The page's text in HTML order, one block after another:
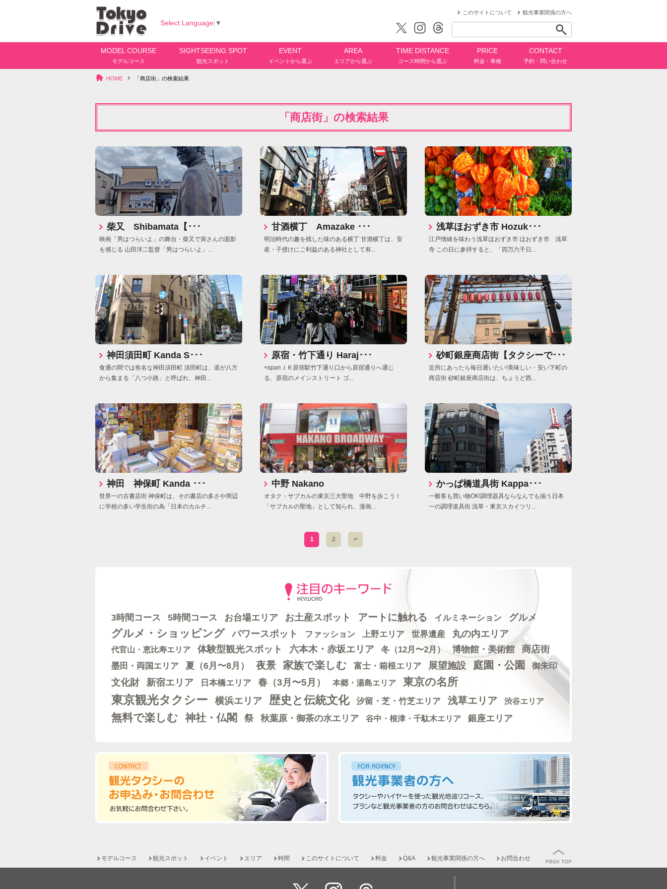
Select Language ▼
観光事業関係の方へ
このサイトについて
MODEL COURSE
モデルコース
SIGHTSEEING SPOT
観光スポット
EVENT
イベントから選ぶ
AREA
エリアから選ぶ
TIME DISTANCE
コース時間から選ぶ
PRICE
料金・車種
CONTACT
予約・問い合わせ
HOME 「商店街」の検索結果
「商店街」の検索結果
柴又 Shibamata【･･･
映画「男はつらいよ」の舞台・柴又で寅さんの面影
を感じる 山田洋二監督「男はつらいよ」...
甘酒横丁 Amazake ･･･
明治時代の趣を残した味のある横丁 甘酒横丁は、安
産・子授けにご利益のある神社として有...
浅草ほおずき市 Hozuk･･･
江戸情緒を味わう浅草ほおずき市 ほおずき市 浅草
寺 この日に参拝すると、「四万六千日...
神田須田町 Kanda S･･･
食通の間では有名な神田須田町 須田町は、道が八方
から集まる「八つ小路」と呼ばれ、神田...
原宿・竹下通り Haraj･･･
<spanＪＲ原宿駅竹下通り口から原宿通りへ通じ
る、原宿のメインストリート ゴ...
砂町銀座商店街【タクシーで･･･
近所にあったら毎日通いたい!美味しい・安い下町の
商店街 砂町銀座商店街は、ちょうど西...
神田 神保町 Kanda ･･･
世界一の古書店街 神保町は、その書店の多さや周辺
に学校の多い学生街の為「日本のカルチ...
中野 Nakano
オタク・サブカルの東京三大聖地 中野を歩こう！
「サブカルの聖地」として知られ、漫画...
かっぱ橋道具街 Kappa･･･
一般客も買い物OK!調理器具ならなんでも揃う日本
一の調理道具街 浅草・東京スカイツリ...
1 2 >
3時間コース 5時間コース お台場エリア お土産スポット アートに触れる イルミネーション グルメ
グルメ・ショッピング パワースポット ファッション 上野エリア 世界遺産 丸の内エリア
代官山・恵比寿エリア 体験型観光スポット 六本木・赤坂エリア 冬（12月〜2月） 博物館・美術館 商店街
墨田・両国エリア 夏（6月〜8月） 夜景 家族で楽しむ 富士・箱根エリア 展望施設 庭園・公園 御朱印
文化財 新宿エリア 日本橋エリア 春（3月〜5月） 本郷・湯島エリア 東京の名所
東京観光タクシー 横浜エリア 歴史と伝統文化 汐留・芝・竹芝エリア 浅草エリア 渋谷エリア
無料で楽しむ 神社・仏閣 祭 秋葉原・御茶の水エリア 谷中・根津・千駄木エリア 銀座エリア
モデルコース 観光スポット イベント エリア 時間 このサイトについて 料金 Q&A 観光事業関係の方へ お問合わせ